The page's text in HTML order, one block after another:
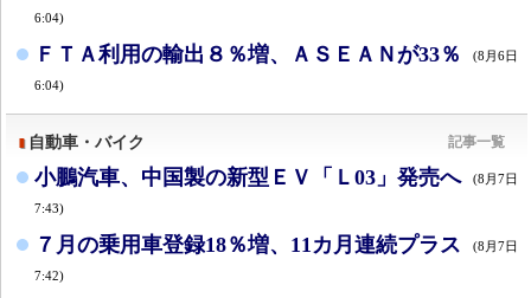
6:04)
ＦＴＡ利用の輸出８％増、ＡＳＥＡＮが33％ (8月6日
6:04)
自動車・バイク 記事一覧
小鵬汽車、中国製の新型ＥＶ「Ｌ03」発売へ (8月7日
7:43)
７月の乗用車登録18％増、11カ月連続プラス (8月7日
7:42)